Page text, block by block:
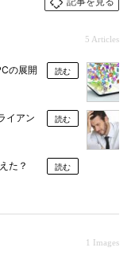
5 Articles
の展開 読む
イアン
読む
た？ 読む
1 Images